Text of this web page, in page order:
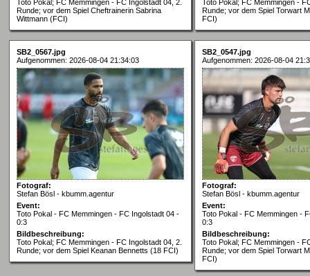
Toto Pokal; FC Memmingen - FC Ingolstadt 04, 2.
Runde; vor dem Spiel Cheftrainerin Sabrina
Wittmann (FCI)
Toto Pokal; FC Memmingen -
Runde; vor dem Spiel Torwart
FCI)
SB2_0567.jpg
Aufgenommen: 2026-08-04 21:34:03
Fotograf:
Stefan Bösl - kbumm.agentur
Event:
Toto Pokal - FC Memmingen - FC Ingolstadt 04 -
0:3
Bildbeschreibung:
Toto Pokal; FC Memmingen - FC Ingolstadt 04, 2.
Runde; vor dem Spiel Keanan Bennetts (18 FCI)
SB2_0547.jpg
Aufgenommen: 2026-08-04
Fotograf:
Stefan Bösl - kbumm.agentur
Event:
Toto Pokal - FC Memmingen -
0:3
Bildbeschreibung:
Toto Pokal; FC Memmingen -
Runde; vor dem Spiel Torwart
FCI)